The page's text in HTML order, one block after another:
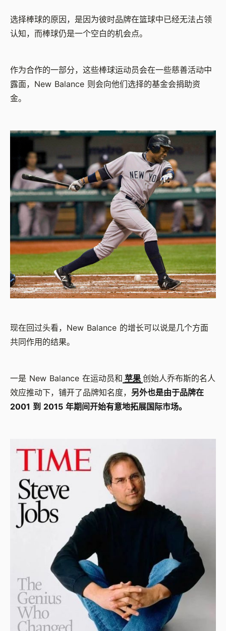
选择棒球的原因，是因为彼时品牌在篮球中已经无法占领
认知，而棒球仍是一个空白的机会点。
作为合作的一部分，这些棒球运动员会在一些慈善活动中
露面，New Balance 则会向他们选择的基金会捐助资
金。
现在回过头看，New Balance 的增长可以说是几个方面
共同作用的结果。
一是 New Balance 在运动员和 苹果 创始人乔布斯的名人
效应推动下，铺开了品牌知名度， 另外也是由于品牌在
2001 到 2015 年期间开始有意地拓展国际市场。